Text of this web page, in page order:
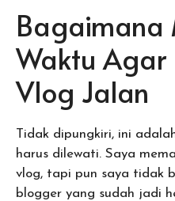
Bagaimana
Waktu Agar
Vlog Jalan
Tidak dipungkiri, ini
harus dilewati. Saya
vlog, tapi pun saya tidak
blogger yang sudah jadi